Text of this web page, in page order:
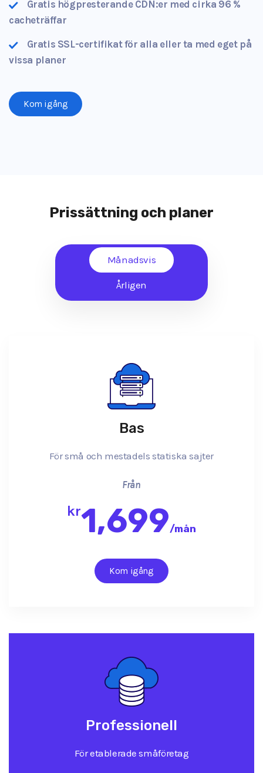
Gratis högpresterande CDN:er med cirka 96 %
cacheträffar
Gratis SSL-certifikat för alla eller ta med eget på
vissa planer
Kom igång
Prissättning och planer
Månadsvis
Årligen
Bas
För små och mestadels statiska sajter
Från
kr1,699/mån
Kom igång
Professionell
För etablerade småföretag